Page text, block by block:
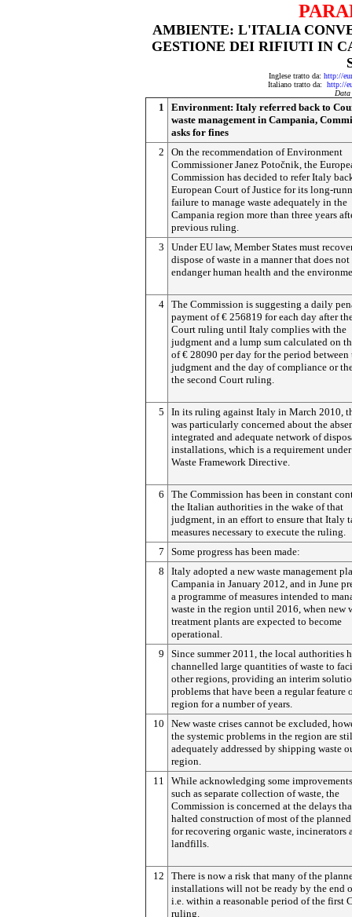
AMBIENTE: L'ITALIA
GESTIONE DEI RIFIUTI IN
Inglese tratto da: http://
Italiano tratto da: http://
Data
1
Environment: Italy referred back to
waste management in Campania,
asks for fines
2
On the recommendation of Environment
Commissioner Janez Potočnik, the
Commission has decided to refer Italy
European Court of Justice for its long-
failure to manage waste adequately in the
Campania region more than three years
previous ruling.
3
Under EU law, Member States must
dispose of waste in a manner that does not
endanger human health and the
4 The Commission is suggesting a daily
payment of € 256819 for each day after
Court ruling until Italy complies with the
judgment and a lump sum calculated on
of € 28090 per day for the period between
judgment and the day of compliance or
the second Court ruling.
5
In its ruling against Italy in March 2010,
was particularly concerned about the
integrated and adequate network of
installations, which is a requirement
Waste Framework Directive.
6
The Commission has been in constant
the Italian authorities in the wake of that
judgment, in an effort to ensure that Italy
measures necessary to execute the ruling.
7
Some progress has been made:
8
Italy adopted a new waste management
Campania in January 2012, and in June
a programme of measures intended to
waste in the region until 2016, when new
treatment plants are expected to become
operational.
9
Since summer 2011, the local authorities
channelled large quantities of waste to
other regions, providing an interim
problems that have been a regular feature
region for a number of years.
10
New waste crises cannot be excluded,
the systemic problems in the region are
adequately addressed by shipping waste
region.
11
While acknowledging some
such as separate collection of waste, the
Commission is concerned at the delays
halted construction of most of the
for recovering organic waste, incinerators
landfills.
12
There is now a risk that many of the
installations will not be ready by the end
i.e. within a reasonable period of the first
ruling.